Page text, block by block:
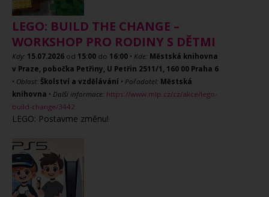
LEGO: BUILD THE CHANGE –
WORKSHOP PRO RODINY S DĚTMI
Kdy: 15.07.2026 od 15:00 do 16:00 • Kde: Městská knihovna
v Praze, pobočka Petřiny, U Petřin 2511/1, 160 00 Praha 6
• Oblast: Školství a vzdělávání • Pořadatel: Městská
knihovna • Další informace: https://www.mlp.cz/cz/akce/lego-
build-change/3442
LEGO: Postavme změnu!